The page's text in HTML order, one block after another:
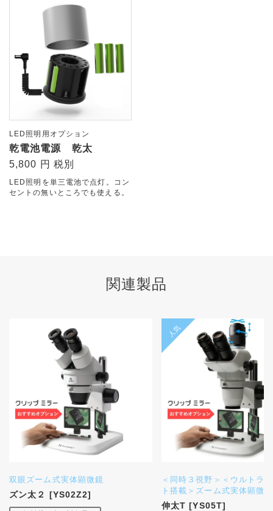
LED照明用オプション
乾電池電源 乾太
5,800 円 税別
LED照明を単三電池で点灯。コン
セントの無いところでも使える。
関連製品
双眼ズーム式実体顕微鏡
ズン太２ [YS02Z2]
＜同時３視野＞＜ウルトラ
ト搭載＞ズーム式実体顕微鏡
伸太T [YS05T]